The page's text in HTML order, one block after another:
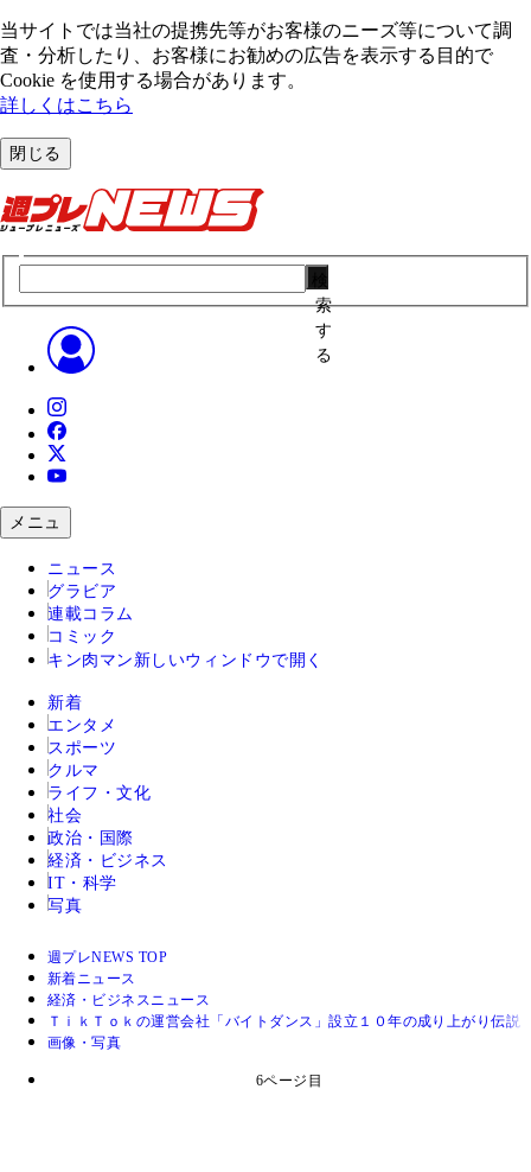
当サイトでは当社の提携先等がお客様のニーズ等について調
査・分析したり、お客様にお勧めの広告を表⽰する⽬的で
Cookie を使⽤する場合があります。
詳しくはこちら
閉じる
索
す
る
メニュ
ニュース
グラビア
連載コラム
コミック
キン肉マン 新しいウィンドウで開く
新着
エンタメ
スポーツ
クルマ
ライフ・文化
社会
政治・国際
経済・ビジネス
IT・科学
写真
週プレNEWS TOP
新着ニュース
経済・ビジネスニュース
ＴｉｋＴｏｋの運営会社「バイトダンス」設立１０年の成り上がり伝説
画像・写真
6ページ目